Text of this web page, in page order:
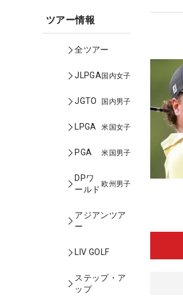
ツアー情報
全ツアー
JLPGA国内女子
JGTO 国内男子
LPGA 米国女子
PGA 米国男子
DPワ
ールド
欧州男子
アジアンツア
ー
LIV GOLF
ステップ・ア
ップ